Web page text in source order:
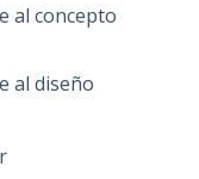
al concepto
al diseño